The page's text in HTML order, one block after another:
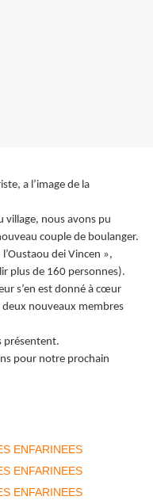
a l’image de la
village, nous avons pu
couple de boulanger.
dei Vincen »,
plus de 160 personnes).
s’en est donné à cœur
nouveaux membres
présentent.
pour notre prochain